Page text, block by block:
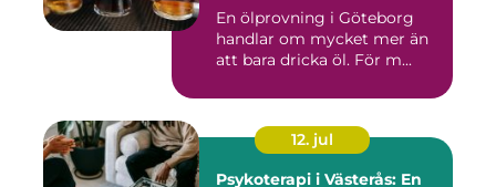
En ölprovning i Göteborg
handlar om mycket mer än
att bara dricka öl. För m...
12. jul
Psykoterapi i Västerås: En